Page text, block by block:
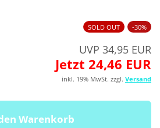
SOLD OUT -30%
UVP 34,95 EUR
Jetzt 24,46 EUR
inkl. 19% MwSt. zzgl. Versand
Warenkorb